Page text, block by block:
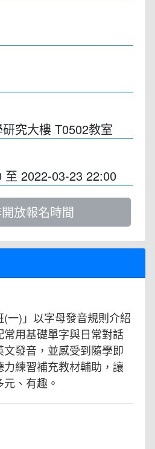
究大樓 T0502教室
至 2022-03-23 22:00
放報名時間
(一)」以字母發音規則介紹
用基礎單字與日常對話
發音，並感受到隨學即
練習補充教材輔助，讓
、有趣。